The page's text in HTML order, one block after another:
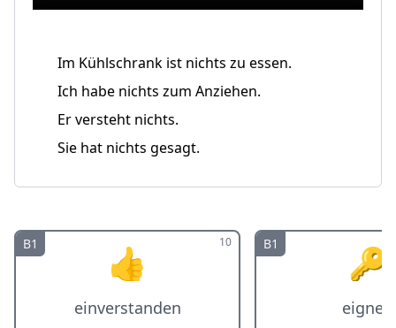
Im Kühlschrank ist nichts zu essen.
Ich habe nichts zum Anziehen.
Er versteht nichts.
Sie hat nichts gesagt.
B1 10
👍
einverstanden
B1 🔑
eignen